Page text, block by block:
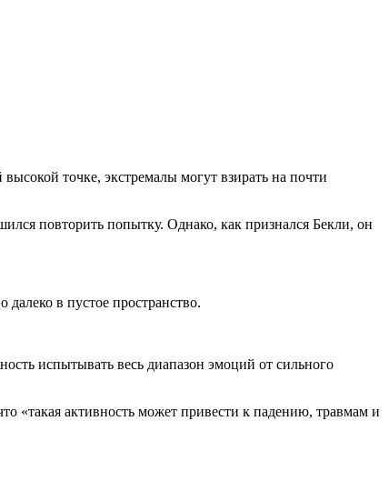
точке, экстремалы могут взирать на почти
повторить попытку. Однако, как признался Бекли, он
далеко в пустое пространство.
испытывать весь диапазон эмоций от сильного
«такая активность может привести к падению, травмам и